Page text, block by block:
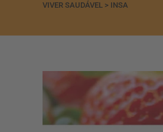
VIVER SAUDÁVEL > INSA